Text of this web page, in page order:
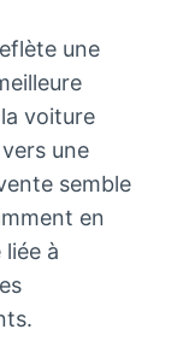
une
voiture
une
semble
en
liée à